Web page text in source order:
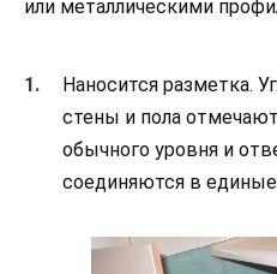
или металлическими
Наносится разметка.
стены и пола
обычного уровня и
соединяются в единые